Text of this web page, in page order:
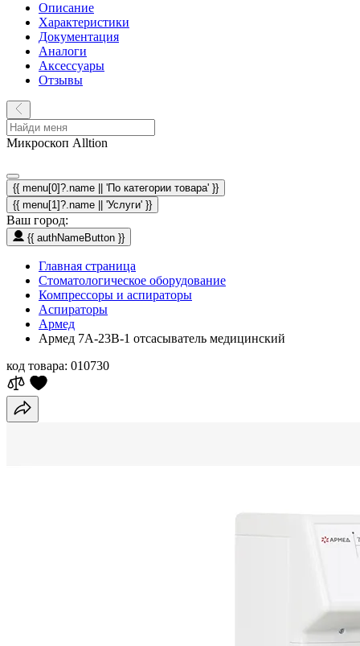
Описание
Характеристики
Документация
Аналоги
Аксессуары
Отзывы
Микроскоп Alltion
{{ menu[0]?.name || 'По категории товара' }}
{{ menu[1]?.name || 'Услуги' }}
Ваш город:
{{ authNameButton }}
Главная страница
Стоматологическое оборудование
Компрессоры и аспираторы
Аспираторы
Армед
Армед 7A-23B-1 отсасыватель медицинский
код товара: 010730